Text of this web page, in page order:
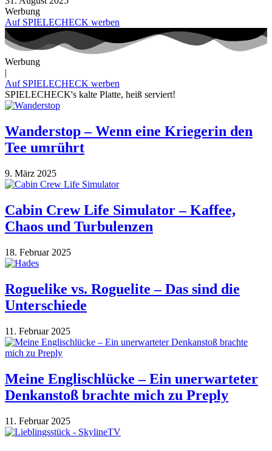
Werbung
Auf SPIELECHECK werben
Werbung
|
Auf SPIELECHECK werben
SPIELECHECK's kalte Platte, heiß serviert!
Wanderstop – Wenn eine Kriegerin den
Tee umrührt
9. März 2025
Cabin Crew Life Simulator – Kaffee,
Chaos und Turbulenzen
18. Februar 2025
Roguelike vs. Roguelite – Das sind die
Unterschiede
11. Februar 2025
Meine Englischlücke – Ein unerwarteter
Denkanstoß brachte mich zu Preply
11. Februar 2025